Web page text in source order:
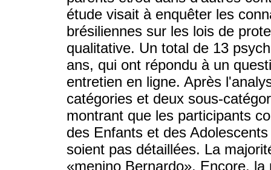
étude visait à enquêter les
brésiliennes sur les lois de
qualitative. Un total de 13
ans, qui ont répondu à un
entretien en ligne. Après
catégories et deux sous-
montrant que les participants
des Enfants et des
soient pas détaillées. La
«menino Bernardo». Encore,